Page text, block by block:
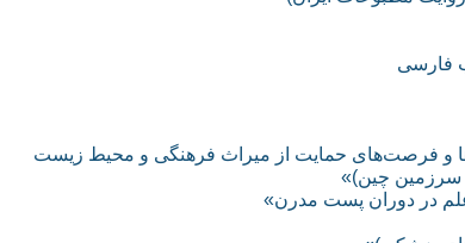
فارسی
و فرصت‌های حمایت از میراث فرهنگی و محیط زیست
سرزمین چین)»
در دوران پست مدرن»